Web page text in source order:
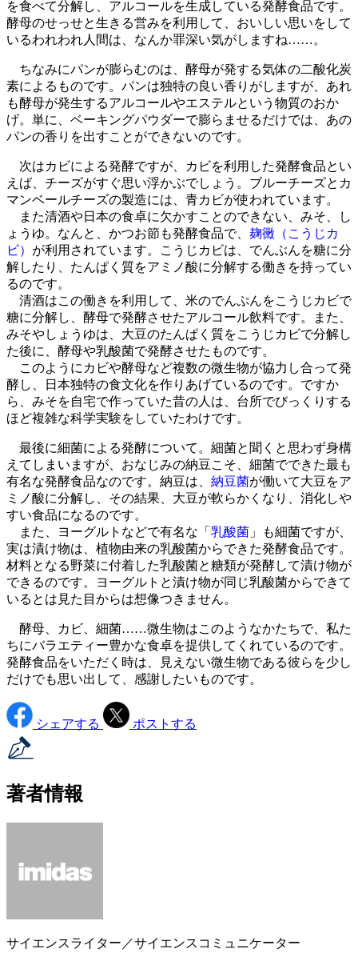
を食べて分解し、アルコールを生成している発酵食品です。
酵母のせっせと生きる営みを利用して、おいしい思いをして
いるわれわれ人間は、なんか罪深い気がしますね……。
ちなみにパンが膨らむのは、酵母が発する気体の二酸化炭
素によるものです。パンは独特の良い香りがしますが、あれ
も酵母が発生するアルコールやエステルという物質のおか
げ。単に、ベーキングパウダーで膨らませるだけでは、あの
パンの香りを出すことができないのです。
次はカビによる発酵ですが、カビを利用した発酵食品とい
えば、チーズがすぐ思い浮かぶでしょう。ブルーチーズとカ
マンベールチーズの製造には、青カビが使われています。
また清酒や日本の食卓に欠かすことのできない、みそ、し
ょうゆ。なんと、かつお節も発酵食品で、 麹黴（こうじカ
ビ） が利用されています。こうじカビは、でんぶんを糖に分
解したり、たんぱく質をアミノ酸に分解する働きを持ってい
るのです。
清酒はこの働きを利用して、米のでんぷんをこうじカビで
糖に分解し、酵母で発酵させたアルコール飲料です。また、
みそやしょうゆは、大豆のたんぱく質をこうじカビで分解し
た後に、酵母や乳酸菌で発酵させたものです。
このようにカビや酵母など複数の微生物が協力し合って発
酵し、日本独特の食文化を作りあげているのです。ですか
ら、みそを自宅で作っていた昔の人は、台所でびっくりする
ほど複雑な科学実験をしていたわけです。
最後に細菌による発酵について。細菌と聞くと思わず身構
えてしまいますが、おなじみの納豆こそ、細菌でできた最も
有名な発酵食品なのです。納豆は、 納豆菌が働いて大豆をア
ミノ酸に分解し、その結果、大豆が軟らかくなり、消化しや
すい食品になるのです。
また、ヨーグルトなどで有名な「 乳酸菌 」も細菌ですが、
実は漬け物は、植物由来の乳酸菌からできた発酵食品です。
材料となる野菜に付着した乳酸菌と糖類が発酵して漬け物が
できるのです。ヨーグルトと漬け物が同じ乳酸菌からできて
いるとは見た目からは想像つきません。
酵母、カビ、細菌……微生物はこのようなかたちで、私た
ちにバラエティー豊かな食卓を提供してくれているのです。
発酵食品をいただく時は、見えない微生物である彼らを少し
だけでも思い出して、感謝したいものです。
シェアする ポストする
著者情報
サイエンスライター／サイエンスコミュニケーター